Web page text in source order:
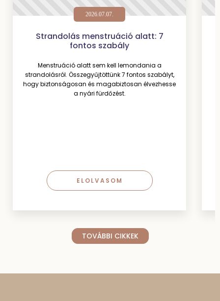
2026.07.07.
Strandolás menstruáció alatt: 7
fontos szabály
Menstruáció alatt sem kell lemondania a
strandolásról. Összegyűjtöttünk 7 fontos szabályt,
hogy biztonságosan és magabiztosan élvezhesse
a nyári fürdőzést.
ELOLVASOM
TOVÁBBI CIKKEK